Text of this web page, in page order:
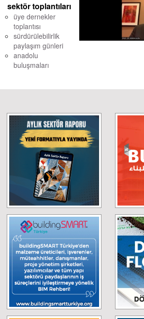
sektör toplantıları
üye dernekler
toplantısı
sürdürülebilirlik
paylaşım günleri
anadolu
buluşmaları